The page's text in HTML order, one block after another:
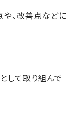
、改善点などに
して取り組んで